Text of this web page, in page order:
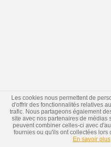
Les cookies nous permettent de
d'offrir des fonctionnalités relatives
trafic. Nous partageons également
site avec nos partenaires de médias
peuvent combiner celles-ci avec
fournies ou qu'ils ont collectées lors
En savoir plus